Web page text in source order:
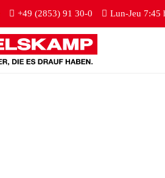
+49 (2853) 91 30-0 Lun-Jeu 7:45